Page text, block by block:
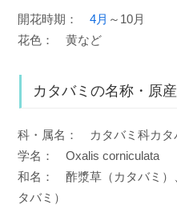
開花時期： 4月 ～10月
花色： 黄など
カタバミの名称・原
科・属名： カタバミ科カタ
学名： Oxalis corniculata
和名： 酢漿草（カタバミ）
タバミ）